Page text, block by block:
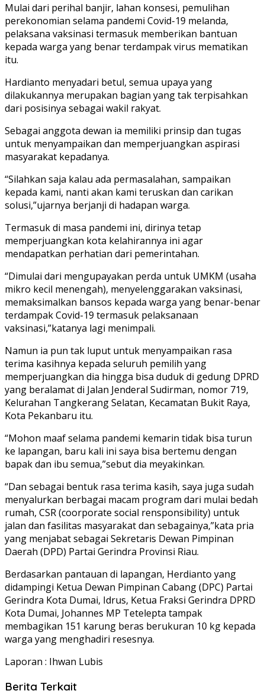
Mulai dari perihal banjir, lahan konsesi, pemulihan
perekonomian selama pandemi Covid-19 melanda,
pelaksana vaksinasi termasuk memberikan bantuan
kepada warga yang benar terdampak virus mematikan
itu.
Hardianto menyadari betul, semua upaya yang
dilakukannya merupakan bagian yang tak terpisahkan
dari posisinya sebagai wakil rakyat.
Sebagai anggota dewan ia memiliki prinsip dan tugas
untuk menyampaikan dan memperjuangkan aspirasi
masyarakat kepadanya.
“Silahkan saja kalau ada permasalahan, sampaikan
kepada kami, nanti akan kami teruskan dan carikan
solusi,”ujarnya berjanji di hadapan warga.
Termasuk di masa pandemi ini, dirinya tetap
memperjuangkan kota kelahirannya ini agar
mendapatkan perhatian dari pemerintahan.
“Dimulai dari mengupayakan perda untuk UMKM (usaha
mikro kecil menengah), menyelenggarakan vaksinasi,
memaksimalkan bansos kepada warga yang benar-benar
terdampak Covid-19 termasuk pelaksanaan
vaksinasi,”katanya lagi menimpali.
Namun ia pun tak luput untuk menyampaikan rasa
terima kasihnya kepada seluruh pemilih yang
memperjuangkan dia hingga bisa duduk di gedung DPRD
yang beralamat di Jalan Jenderal Sudirman, nomor 719,
Kelurahan Tangkerang Selatan, Kecamatan Bukit Raya,
Kota Pekanbaru itu.
“Mohon maaf selama pandemi kemarin tidak bisa turun
ke lapangan, baru kali ini saya bisa bertemu dengan
bapak dan ibu semua,”sebut dia meyakinkan.
“Dan sebagai bentuk rasa terima kasih, saya juga sudah
menyalurkan berbagai macam program dari mulai bedah
rumah, CSR (coorporate social rensponsibility) untuk
jalan dan fasilitas masyarakat dan sebagainya,”kata pria
yang menjabat sebagai Sekretaris Dewan Pimpinan
Daerah (DPD) Partai Gerindra Provinsi Riau.
Berdasarkan pantauan di lapangan, Herdianto yang
didampingi Ketua Dewan Pimpinan Cabang (DPC) Partai
Gerindra Kota Dumai, Idrus, Ketua Fraksi Gerindra DPRD
Kota Dumai, Johannes MP Tetelepta tampak
membagikan 151 karung beras berukuran 10 kg kepada
warga yang menghadiri resesnya.
Laporan : Ihwan Lubis
Berita Terkait